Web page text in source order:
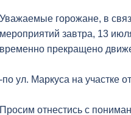
Уважаемые горожане, в
мероприятий завтра, 13
временно прекращено
-по ул. Маркуса на участке
Просим отнестись с